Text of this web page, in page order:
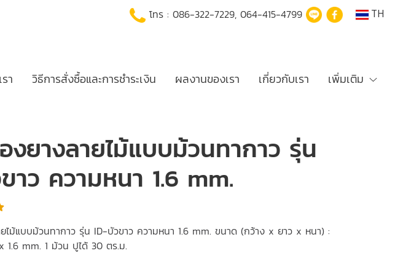
โทร : 086-322-7229, 064-415-4799 TH
า วิธีการสั่งซื้อและการชำระเงิน ผลงานของเรา เกี่ยวกับเรา เพิ่มเติม
งยางลายไม้แบบม้วนทากาว รุ่น
าว ความหนา 1.6 mm.
ยไม้แบบม้วนทากาว รุ่น ID-บัวขาว ความหนา 1.6 mm. ขนาด (กว้าง x ยาว x หนา) :
1.6 mm. 1 ม้วน ปูได้ 30 ตร.ม.